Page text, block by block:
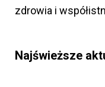
zdrowia i
Najświeższe